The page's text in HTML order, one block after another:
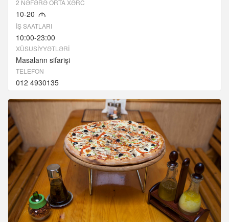
2 NƏFƏRƏ ORTA XƏRC
10-20 M
İŞ SAATLARI
10:00-23:00
XÜSUSIYYƏTLƏRI
Masaların sifarişi
TELEFON
012 4930135